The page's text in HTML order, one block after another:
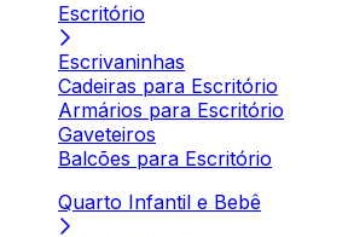
Escritório
Escrivaninhas
Cadeiras para Escritório
Armários para Escritório
Gaveteiros
Balcões para Escritório
Quarto Infantil e Bebê